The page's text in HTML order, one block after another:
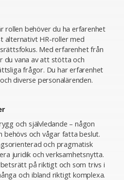
rollen behöver du ha erfarenhet
alternativt HR-roller med
Med erfarenhet från
du vana av att stötta och
frågor. Du har erfarenhet
diverse personalärenden.
och självledande – någon
och vågar fatta beslut.
och pragmatisk
juridik och verksamhetsnytta.
på riktigt och som trivs i
och ibland riktigt komplexa.